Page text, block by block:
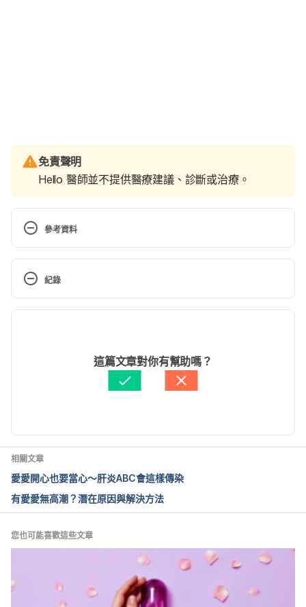
免責聲明
Hello 醫師並不提供醫療建議、診斷或治療。
參考資料
The Ultimate Guide to Safe Sex Under Water.
https://www.verywellhealth.com/guide-to-birth-
control-and-water-sex-906619
sex/water-sex
紀錄
Dylan Tang
賴建翰醫師
更新
這篇文章對你有幫助嗎？
相關文章
愛愛開心也要當心～肝炎ABC會這樣傳染
有愛愛無高潮？潛在原因與解決方法
您也可能喜歡這些文章